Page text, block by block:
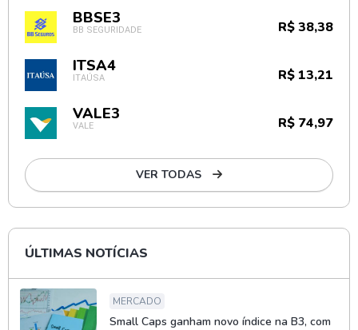
BBSE3
BB SEGURIDADE R$ 38,38
ITSA4
ITAÚSA R$ 13,21
VALE3
VALE R$ 74,97
VER TODAS
ÚLTIMAS NOTÍCIAS
MERCADO
Small Caps ganham novo índice na B3, com